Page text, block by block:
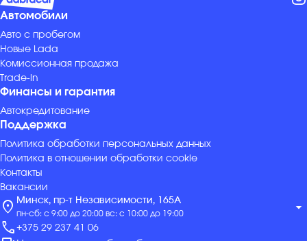
Автомобили
Авто с пробегом
Новые Lada
Комиссионная продажа
Trade-in
Финансы и гарантия
Автокредитование
Поддержка
Политика обработки персональных данных
Политика в отношении обработки cookie
Контакты
Вакансии
location_on Минск, пр-т Независимости, 165А
пн-сб: с 9:00 до 20:00 вс: с 10:00 до 19:00
arrow_drop_down
call +375 29 237 41 06